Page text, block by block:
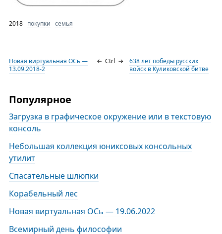
2018 покупки семья
Новая виртуальная ОСь —
13.09.2018-2
← Ctrl →
638 лет победы русских
войск в Куликовской битве
Популярное
Загрузка в графическое окружение или в текстовую
консоль
Небольшая коллекция юниксовых консольных
утилит
Спасательные шлюпки
Корабельный лес
Новая виртуальная ОСь — 19.06.2022
Всемирный день философии